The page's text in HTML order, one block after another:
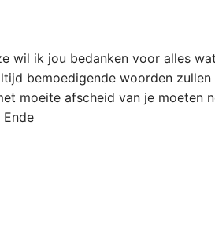
wil ik jou bedanken voor alles
bemoedigende woorden
moeite afscheid van je moeten